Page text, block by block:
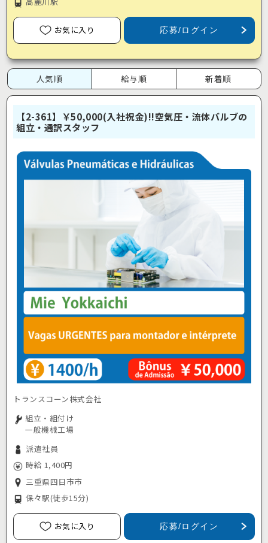
お気に入り 応募/ログイン
人気順 給与順 新着順
【2-361】￥50,000(入社祝金)!!空気圧・流体バルブの
組立・通訳スタッフ
トランスコーン株式会社
組立・組付け
一般機械工場
派遣社員
時給 1,400円
三重県四日市市
保々駅(徒歩15分)
お気に入り 応募/ログイン